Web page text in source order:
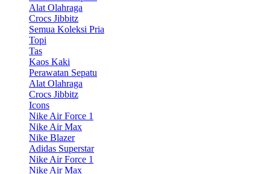
Alat Olahraga
Crocs Jibbitz
Semua Koleksi Pria
Topi
Tas
Kaos Kaki
Perawatan Sepatu
Alat Olahraga
Crocs Jibbitz
Icons
Nike Air Force 1
Nike Air Max
Nike Blazer
Adidas Superstar
Nike Air Force 1
Nike Air Max